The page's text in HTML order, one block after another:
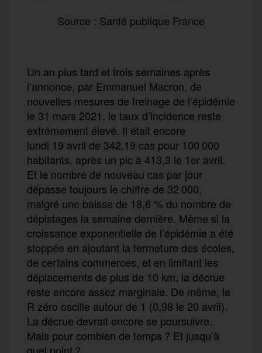
Source : Santé publique France
Un an plus tard et trois semaines après
l’annonce, par Emmanuel Macron, de
nouvelles mesures de freinage de l’épidémie
le 31 mars 2021, le taux d’incidence reste
extrêmement élevé. Il était encore
lundi 19 avril de 342,19 cas pour 100 000
habitants, après un pic à 413,3 le 1er avril.
Et le nombre de nouveau cas par jour
dépasse toujours le chiffre de 32 000,
malgré une baisse de 18,6 % du nombre de
dépistages la semaine dernière. Même si la
croissance exponentielle de l’épidémie a été
stoppée en ajoutant la fermeture des écoles,
de certains commerces, et en limitant les
déplacements de plus de 10 km, la décrue
reste encore assez marginale. De même, le
R zéro oscille autour de 1 (0,98 le 20 avril).
La décrue devrait encore se poursuivre.
Mais pour combien de temps ? Et jusqu’à